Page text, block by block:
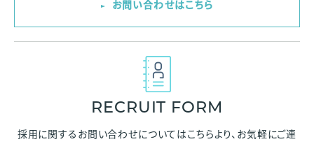
お問い合わせはこちら
RECRUIT FORM
採用に関するお問い合わせについてはこちらより、お気軽にご連